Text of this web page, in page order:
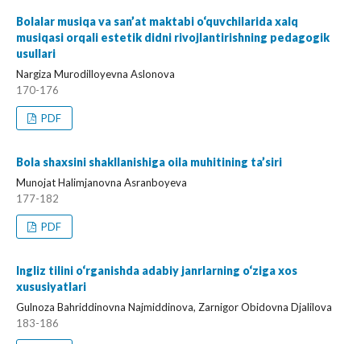
Bolalar musiqa va san’at maktabi o‘quvchilarida xalq
musiqasi orqali estetik didni rivojlantirishning pedagogik
usullari
Nargiza Murodilloyevna Aslonova
170-176
PDF
Bola shaxsini shakllanishiga oila muhitining ta’siri
Munojat Halimjanovna Asranboyeva
177-182
PDF
Ingliz tilini o‘rganishda adabiy janrlarning o‘ziga xos
xususiyatlari
Gulnoza Bahriddinovna Najmiddinova, Zarnigor Obidovna Djalilova
183-186